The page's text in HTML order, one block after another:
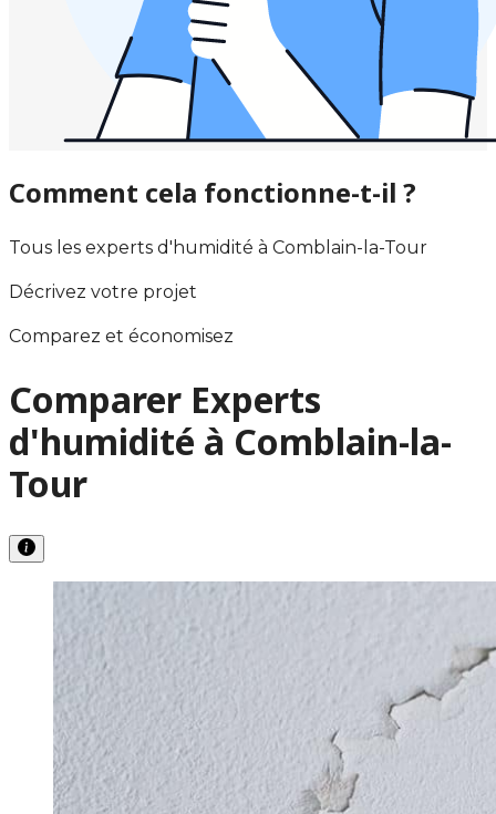
Comment cela fonctionne-t-il ?
Tous les experts d'humidité à Comblain-la-Tour
Décrivez votre projet
Comparez et économisez
Comparer Experts
d'humidité à Comblain-la-
Tour